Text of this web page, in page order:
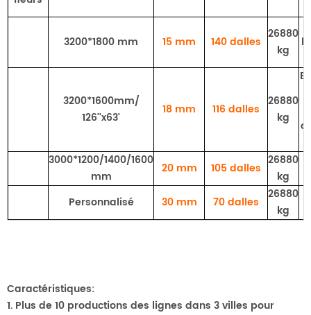
3200*1800 mm 15 mm 140 dalles
26880
kg
3200*1600mm/
126''x63'
18 mm 116 dalles
26880
kg
3000*1200/1400/1600
mm
20 mm 105 dalles
26880
kg
Personnalisé
30 mm 70 dalles
26880
kg
Caractéristiques:
1. Plus de 10 productions des lignes dans 3 villes pour